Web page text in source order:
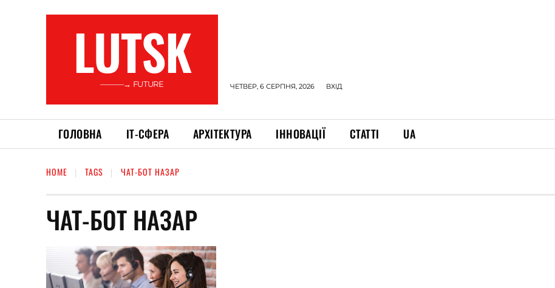
LUTSK
———→ FUTURE ЧЕТВЕР, 6 СЕРПНЯ, 2026 ВХІД
ГОЛОВНА ІТ-СФЕРА АРХІТЕКТУРА ІННОВАЦІЇ СТАТТІ UA
HOME TAGS ЧАТ-БОТ НАЗАР
ЧАТ-БОТ НАЗАР